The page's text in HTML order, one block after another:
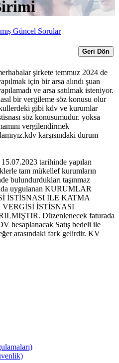
Güncel Sorular
Geri Dön
şirkete temmuz 2024 de
için bir arsa alındı şuan
ve arsa satılmak isteniyor.
bir vergileme söz konusu olur
gibi kdv ve kurumlar
söz konusumudur. yoksa
vergilendirmek
karşısındaki durum
15.07.2023 tarihinde yapılan
tam mükellef kurumların
bulundurdukları taşınmaz
uygulanan KURUMLAR
İSTİSNASI İLE KATMA
VERGİSİ İSTİSNASI
Düzenlenecek faturada
hesaplanacak Satış bedeli ile
arasındaki fark gelirdir. KV